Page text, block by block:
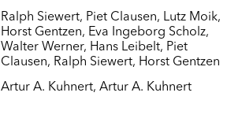
Ralph Siewert, Piet Clausen, Lutz Moik,
Horst Gentzen, Eva Ingeborg Scholz,
Walter Werner, Hans Leibelt, Piet
Clausen, Ralph Siewert, Horst Gentzen
Artur A. Kuhnert,Artur A. Kuhnert